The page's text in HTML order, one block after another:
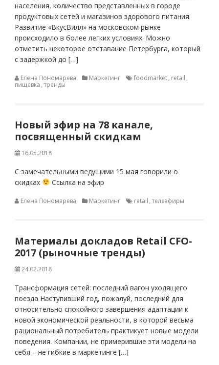
населения, количество представленных в городе
продуктовых сетей и магазинов здорового питания.
Развитие «ВкусВилл» на московском рынке
происходило в более легких условиях. Можно
отметить некоторое отставание Петербурга, который
с задержкой до […]
Елена Пономарева Маркетинг foodmarket, retail ,
пищевка , тренды
Новый эфир на 78 канале,
посвященный скидкам
16.05.2018
С замечательными ведущими 15 мая говорили о
скидках
Ссылка на эфир
Елена Пономарева Маркетинг retail , телеэфиры
Материалы докладов Retail CFO-
2017 (рыночные тренды)
24.02.2018
Трансформация сетей: последний вагон уходящего
поезда Наступивший год, пожалуй, последний для
относительно спокойного завершения адаптации к
новой экономической реальности, в которой весьма
рациональный потребитель практикует новые модели
поведения. Компании, не примерившие эти модели на
себя – не гибкие в маркетинге […]